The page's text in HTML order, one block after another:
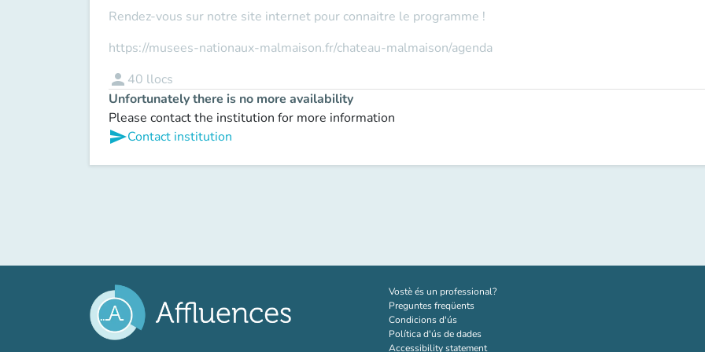
Rendez-vous sur notre site internet pour connaitre le programme !
https://musees-nationaux-malmaison.fr/chateau-malmaison/agenda
person 40 llocs
Unfortunately there is no more availability
Please contact the institution for more information
sendContact institution
Vostè és un professional?(new tab)
Preguntes freqüents
Condicions d'ús
Política d'ús de dades
Accessibility statement